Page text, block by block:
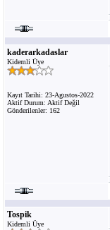
kaderarkadaslar
Kidemli Üye
Kayıt Tarihi: 23-Agustos-2022
Aktif Durum: Aktif Değil
Gönderilenler: 162
Tospik
Kidemli Üye